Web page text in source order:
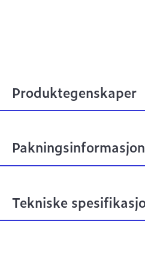
Produktegenskaper
Pakningsinformasjon
Tekniske